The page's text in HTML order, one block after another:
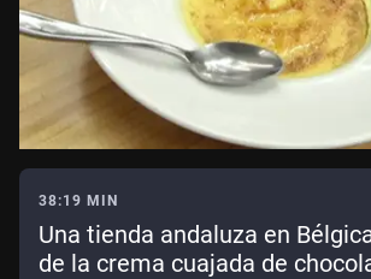
38:19 MIN
Una tienda andaluza en
de la crema cuajada de